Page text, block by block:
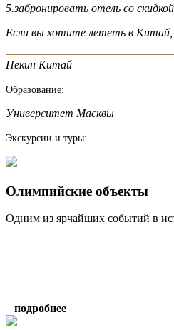
5.забронировать отель со
Если вы хотите лететь в
Пекин Китай
Образование:
Университет Масквы
Экскурсии и туры:
Олимпийские объекты
Одним из ярчайших событий в
подробнее